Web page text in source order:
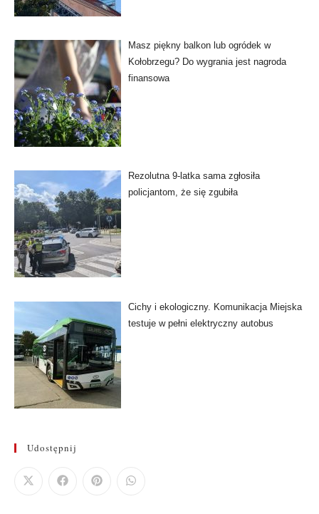
Masz piękny balkon lub ogródek w
Kołobrzegu? Do wygrania jest nagroda
finansowa
Rezolutna 9-latka sama zgłosiła
policjantom, że się zgubiła
Cichy i ekologiczny. Komunikacja Miejska
testuje w pełni elektryczny autobus
Udostępnij